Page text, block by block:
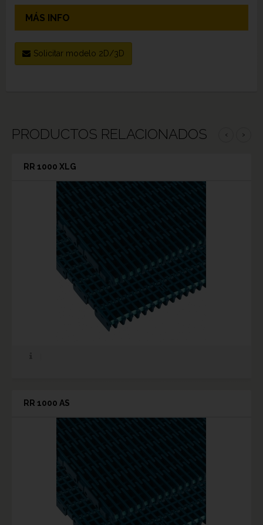
MÁS INFO
Solicitar modelo 2D/3D
PRODUCTOS RELACIONADOS ‹ ›
RR 1000 XLG
RR 1000 AS